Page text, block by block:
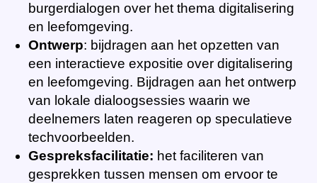
burgerdialogen over het thema digitalisering
en leefomgeving.
Ontwerp: bijdragen aan het opzetten van
een interactieve expositie over digitalisering
en leefomgeving. Bijdragen aan het ontwerp
van lokale dialoogsessies waarin we
deelnemers laten reageren op speculatieve
techvoorbeelden.
Gespreksfacilitatie: het faciliteren van
gesprekken tussen mensen om ervoor te